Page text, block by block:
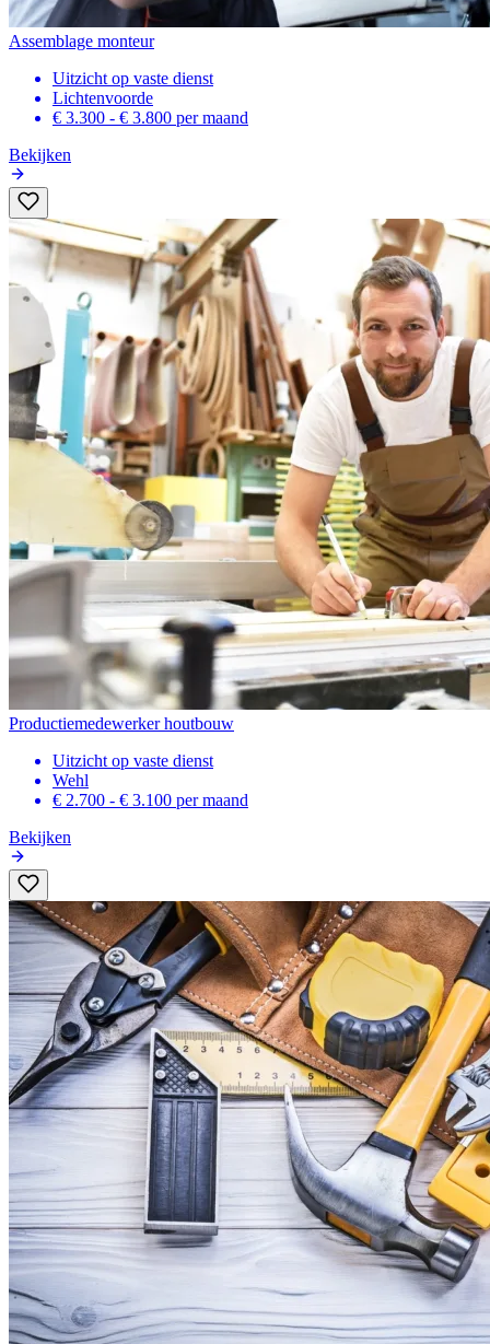
Assemblage monteur
Uitzicht op vaste dienst
Lichtenvoorde
€ 3.300 - € 3.800 per maand
Bekijken
Productiemedewerker houtbouw
Uitzicht op vaste dienst
Wehl
€ 2.700 - € 3.100 per maand
Bekijken